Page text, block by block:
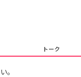
トーク
。